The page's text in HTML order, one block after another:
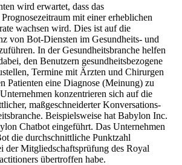
wird erwartet, dass das
mit einer erheblichen
wachsen wird. Dies ist auf die
von Bot-Diensten im Gesundheits- und
In der Gesundheitsbranche helfen
den Benutzern gesundheitsbezogene
Termine mit Ärzten und Chirurgen
Patienten eine Diagnose (Meinung) zu
konzentrieren sich auf die
maßgeschneiderter Konversations-
Beispielsweise hat Babylon Inc.
Chatbot eingeführt. Das Unternehmen
die durchschnittliche Punktzahl
der Mitgliedschaftsprüfung des Royal
übertroffen habe.